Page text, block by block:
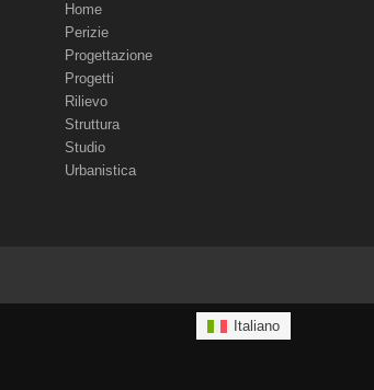
Home
Perizie
Progettazione
Progetti
Rilievo
Struttura
Studio
Urbanistica
Italiano